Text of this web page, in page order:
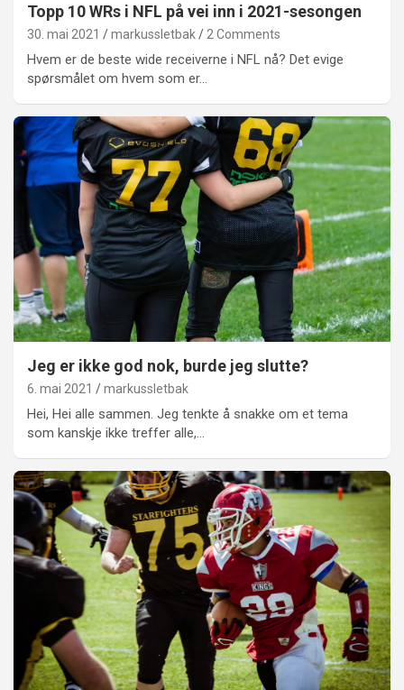
Topp 10 WRs i NFL på vei inn i 2021-sesongen
30. mai 2021 markussletbak 2 Comments
Hvem er de beste wide receiverne i NFL nå? Det evige
spørsmålet om hvem som er…
Jeg er ikke god nok, burde jeg slutte?
6. mai 2021 markussletbak
Hei, Hei alle sammen. Jeg tenkte å snakke om et tema
som kanskje ikke treffer alle,…